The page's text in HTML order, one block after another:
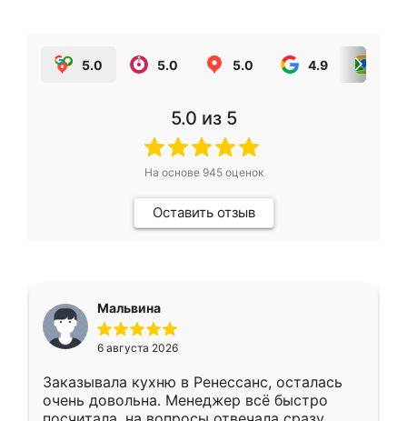
5.0 5.0 5.0 4.9
5.0 из 5
На основе 945оценок
Оставить отзыв
Мальвина
6 августа 2026
Заказывала кухню в Ренессанс, осталась
очень довольна. Менеджер всё быстро